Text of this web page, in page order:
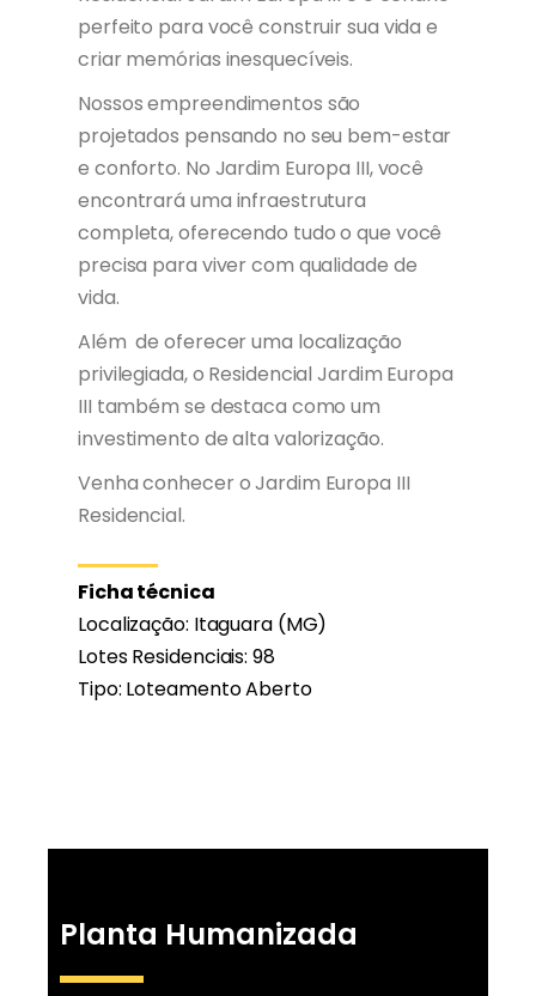
perfeito para você construir sua vida e
criar memórias inesquecíveis.
Nossos empreendimentos são
projetados pensando no seu bem-estar
e conforto. No Jardim Europa III, você
encontrará uma infraestrutura
completa, oferecendo tudo o que você
precisa para viver com qualidade de
vida.
Além de oferecer uma localização
privilegiada, o Residencial Jardim Europa
III também se destaca como um
investimento de alta valorização.
Venha conhecer o Jardim Europa III
Residencial.
Ficha técnica
Localização: Itaguara (MG)
Lotes Residenciais: 98
Tipo: Loteamento Aberto
Planta Humanizada